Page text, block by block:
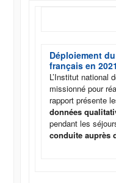
Déploiement
français en 2021
L’Institut national
missionné pour
rapport présente
données
pendant les
conduite auprès